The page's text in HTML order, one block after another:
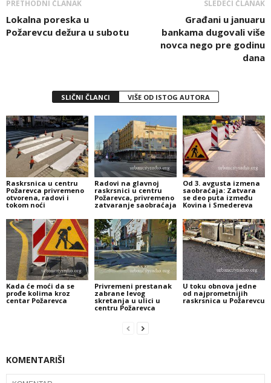
PRETHODNI ČLANAK
Lokalna poreska u
Požarevcu dežura u subotu
SLEDEĆI ČLANAK
Građani u januaru
bankama dugovali više
novca nego pre godinu
dana
SLIČNI ČLANCI VIŠE OD ISTOG AUTORA
Raskrsnica u centru
Požarevca privremeno
otvorena, radovi i
tokom noći
Radovi na glavnoj
raskrsnici u centru
Požarevca, privremeno
zatvaranje saobraćaja
Od 3. avgusta izmena
saobraćaja: Zatvara
se deo puta između
Kovina i Smedereva
Kada će moći da se
prođe kolima kroz
centar Požarevca
Privremeni prestanak
zabrane levog
skretanja u ulici u
centru Požarevca
U toku obnova jedne
od najprometnijih
raskrsnica u Požarevcu
KOMENTARIŠI